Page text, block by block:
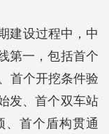
建设过程中，中
第一，包括首个
首个开挖条件验
发、首个双车站
、首个盾构贯通